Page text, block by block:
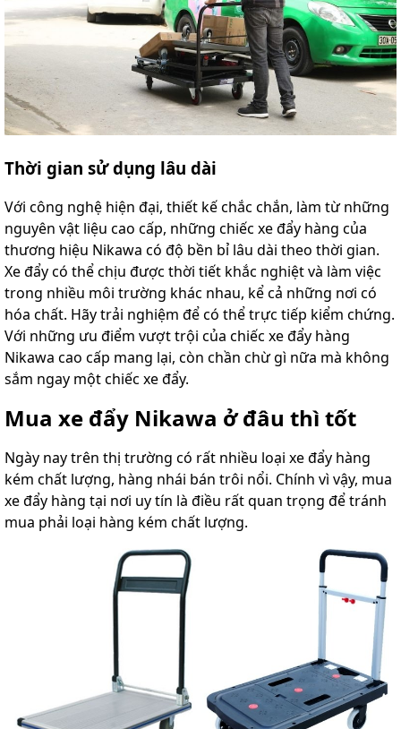
Thời gian sử dụng lâu dài
Với công nghệ hiện đại, thiết kế chắc chắn, làm từ những
nguyên vật liệu cao cấp, những chiếc xe đẩy hàng của
thương hiệu Nikawa có độ bền bỉ lâu dài theo thời gian.
Xe đẩy có thể chịu được thời tiết khắc nghiệt và làm việc
trong nhiều môi trường khác nhau, kể cả những nơi có
hóa chất. Hãy trải nghiệm để có thể trực tiếp kiểm chứng.
Với những ưu điểm vượt trội của chiếc xe đẩy hàng
Nikawa cao cấp mang lại, còn chần chừ gì nữa mà không
sắm ngay một chiếc xe đẩy.
Mua xe đẩy Nikawa ở đâu thì tốt
Ngày nay trên thị trường có rất nhiều loại xe đẩy hàng
kém chất lượng, hàng nhái bán trôi nổi. Chính vì vậy, mua
xe đẩy hàng tại nơi uy tín là điều rất quan trọng để tránh
mua phải loại hàng kém chất lượng.